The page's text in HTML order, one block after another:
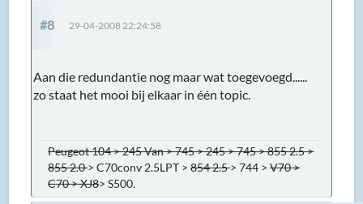
#8 29-04-2008 22:24:58
Aan die redundantie nog maar wat toegevoegd......
zo staat het mooi bij elkaar in één topic.
Peugeot 104 > 245 Van > 745 > 245 > 745 > 855 2.5 >
855 2.0> C70conv 2.5LPT >854 2.5> 744 >V70 >
C70 > XJ8> S500.